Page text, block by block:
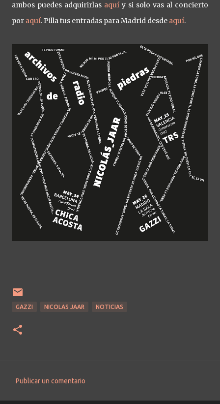
ambos puedes adquirirlas aquí y si solo vas al concierto
por aquí. Pilla tus entradas para Madrid desde aquí.
GAZZI NICOLAS JAAR NOTICIAS
Publicar un comentario